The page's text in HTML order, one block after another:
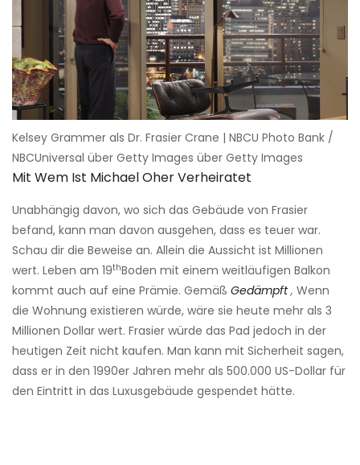
Kelsey Grammer als Dr. Frasier Crane | NBCU Photo Bank /
NBCUniversal über Getty Images über Getty Images
Mit Wem Ist Michael Oher Verheiratet
Unabhängig davon, wo sich das Gebäude von Frasier
befand, kann man davon ausgehen, dass es teuer war.
Schau dir die Beweise an. Allein die Aussicht ist Millionen
wert. Leben am 19thBoden mit einem weitläufigen Balkon
kommt auch auf eine Prämie. Gemäß Gedämpft, Wenn
die Wohnung existieren würde, wäre sie heute mehr als 3
Millionen Dollar wert. Frasier würde das Pad jedoch in der
heutigen Zeit nicht kaufen. Man kann mit Sicherheit sagen,
dass er in den 1990er Jahren mehr als 500.000 US-Dollar für
den Eintritt in das Luxusgebäude gespendet hätte.